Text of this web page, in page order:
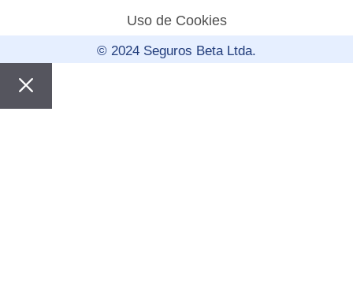
Uso de Cookies
© 2024 Seguros Beta Ltda.